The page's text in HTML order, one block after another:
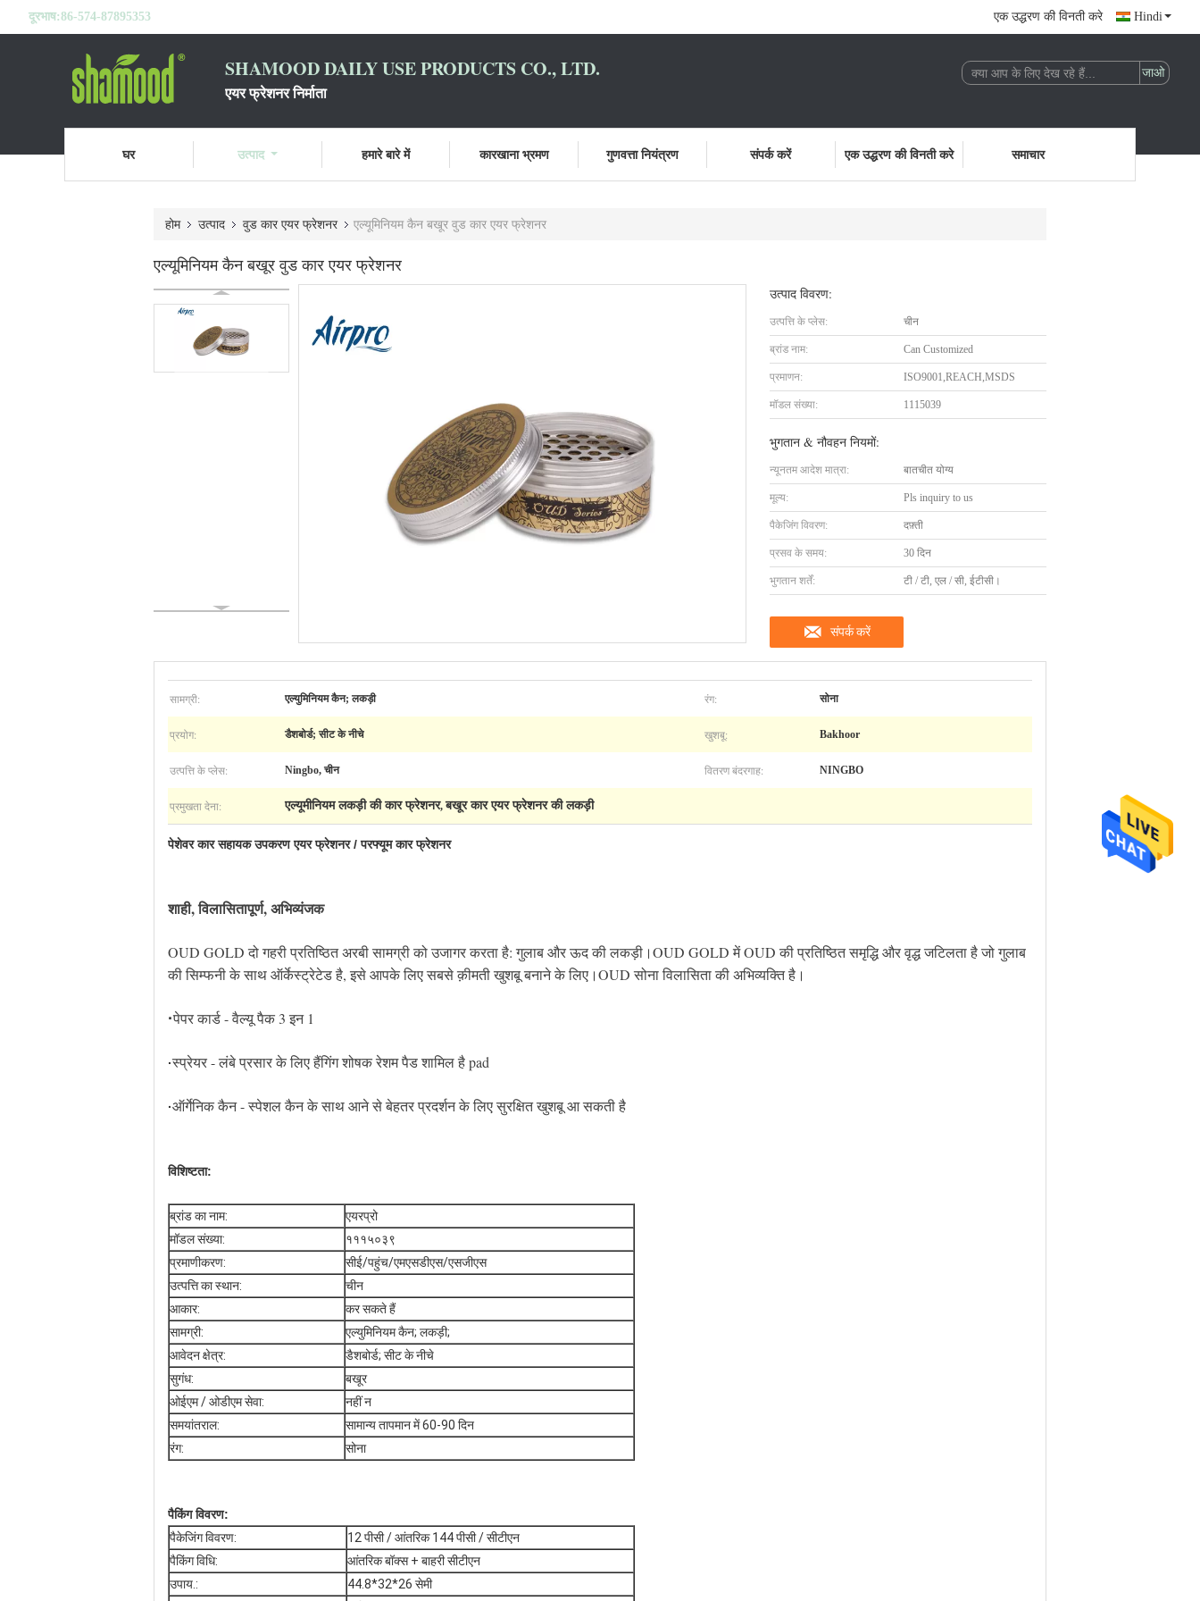
दूरभाष:86-574-87895353 एक उद्धरण की विनती करे Hindi
SHAMOOD DAILY USE PRODUCTS CO., LTD.
एयर फ्रेशनर निर्माता
घर उत्पाद हमारे बारे में कारखाना भ्रमण गुणवत्ता नियंत्रण संपर्क करें एक उद्धरण की विनती करे समाचार
होम उत्पाद वुड कार एयर फ्रेशनर एल्यूमिनियम कैन बखूर वुड कार एयर फ्रेशनर
एल्यूमिनियम कैन बखूर वुड कार एयर फ्रेशनर
उत्पाद विवरण:
उत्पत्ति के प्लेस: चीन
ब्रांड नाम: Can Customized
प्रमाणन: ISO9001,REACH,MSDS
मॉडल संख्या: 1115039
भुगतान & नौवहन नियमों:
न्यूनतम आदेश मात्रा: बातचीत योग्य
मूल्य: Pls inquiry to us
पैकेजिंग विवरण: दफ़्ती
प्रसव के समय: 30 दिन
भुगतान शर्तें: टी / टी, एल / सी, ईटीसी।
संपर्क करें
सामग्री: एल्युमिनियम कैन; लकड़ी रंग: सोना
प्रयोग: डैशबोर्ड; सीट के नीचे खुशबू: Bakhoor
उत्पत्ति के प्लेस: Ningbo, चीन वितरण बंदरगाह: NINGBO
प्रमुखता देना: एल्यूमीनियम लकड़ी की कार फ्रेशनर,बखूर कार एयर फ्रेशनर की लकड़ी
पेशेवर कार सहायक उपकरण एयर फ्रेशनर / परफ्यूम कार फ्रेशनर
शाही, विलासितापूर्ण, अभिव्यंजक
OUD GOLD दो गहरी प्रतिष्ठित अरबी सामग्री को उजागर करता है: गुलाब और ऊद की लकड़ी।OUD GOLD में OUD की प्रतिष्ठित समृद्धि और वृद्ध जटिलता है जो गुलाब
की सिम्फनी के साथ ऑर्केस्ट्रेटेड है, इसे आपके लिए सबसे क़ीमती खुशबू बनाने के लिए।OUD सोना विलासिता की अभिव्यक्ति है।
·पेपर कार्ड - वैल्यू पैक 3 इन 1
·स्प्रेयर - लंबे प्रसार के लिए हैंगिंग शोषक रेशम पैड शामिल है pad
·ऑर्गेनिक कैन - स्पेशल कैन के साथ आने से बेहतर प्रदर्शन के लिए सुरक्षित खुशबू आ सकती है
विशिष्टता:
ब्रांड का नाम:
एयरप्रो
मॉडल संख्या:
१११५०३९
प्रमाणीकरण:
सीई/पहुंच/एमएसडीएस/एसजीएस
उत्पत्ति का स्थान:
चीन
आकार:
कर सकते हैं
सामग्री:
एल्युमिनियम कैन; लकड़ी;
आवेदन क्षेत्र:
डैशबोर्ड; सीट के नीचे
सुगंध:
बखूर
ओईएम / ओडीएम सेवा:
नहीं न
समयांतराल:
सामान्य तापमान में 60-90 दिन
रंग:
सोना
पैकिंग विवरण:
पैकेजिंग विवरण:
12 पीसी / आंतरिक 144 पीसी / सीटीएन
पैकिंग विधि:
आंतरिक बॉक्स + बाहरी सीटीएन
उपाय.:
44.8*32*26 सेमी